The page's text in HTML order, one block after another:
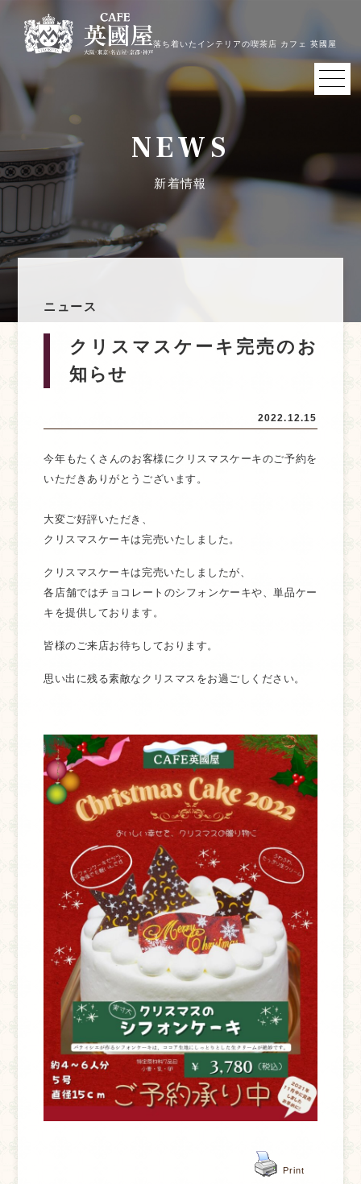
落ち着いたインテリアの喫茶店 カフェ 英國屋
NEWS
新着情報
ニュース
クリスマスケーキ完売のお
知らせ
2022.12.15
今年もたくさんのお客様にクリスマスケーキのご予約を
いただきありがとうございます。
大変ご好評いただき、
クリスマスケーキは完売いたしました。
クリスマスケーキは完売いたしましたが、
各店舗ではチョコレートのシフォンケーキや、単品ケー
キを提供しております。
皆様のご来店お待ちしております。
思い出に残る素敵なクリスマスをお過ごしください。
Print